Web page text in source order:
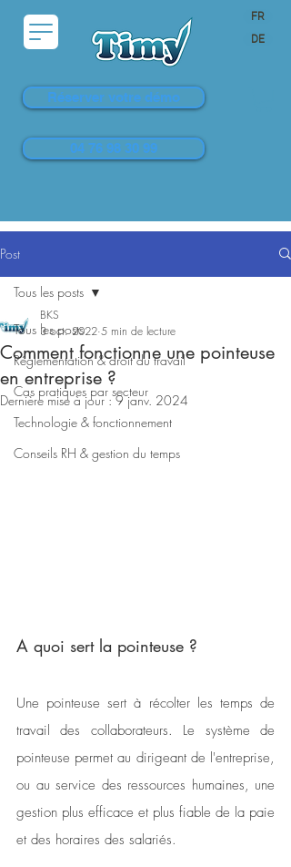
Réserver votre démo
04 76 98 30 99
FR
DE
Post
Tous les posts
Réglementation & droit du travail
Cas pratiques par secteur
Technologie & fonctionnement
Conseils RH & gestion du temps
Tous les posts
Comment fonctionne une pointeuse
en entreprise ?
BKS
3 oct. 2022 5 min de lecture
Dernière mise à jour :9 janv. 2024
A quoi sert la pointeuse ?
Une pointeuse sert à récolter les temps de
travail des collaborateurs. Le système de
pointeuse permet au dirigeant de l'entreprise,
ou au service des ressources humaines, une
gestion plus efficace et plus fiable de la paie
et des horaires des salariés.